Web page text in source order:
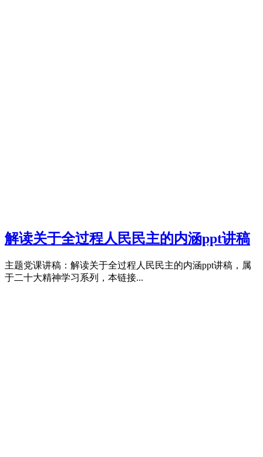
解读关于全过程人民民主的内涵ppt讲稿
主题党课讲稿：解读关于全过程人民民主的内涵ppt讲稿，属
于二十大精神学习系列，本链接...